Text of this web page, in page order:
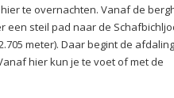
te overnachten. Vanaf de
een steil pad naar de
meter). Daar begint de afdaling
hier kun je te voet of met de